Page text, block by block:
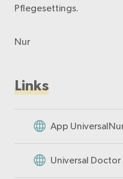
Pflegesettings.
Nur
Links
App
Universal Doctor